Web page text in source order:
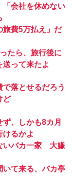
「会社を休めない
旅費5万払え」だ
たら、旅行後に
って来たよ
落とせるだろう
ど
、しかも8カ月
るかよ
いバカ一家 大嫌
いて来る、バカ亭